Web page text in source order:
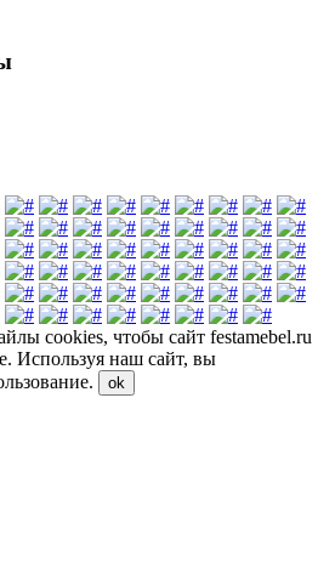
cookies, чтобы сайт festamebel.ru
Используя наш сайт, вы